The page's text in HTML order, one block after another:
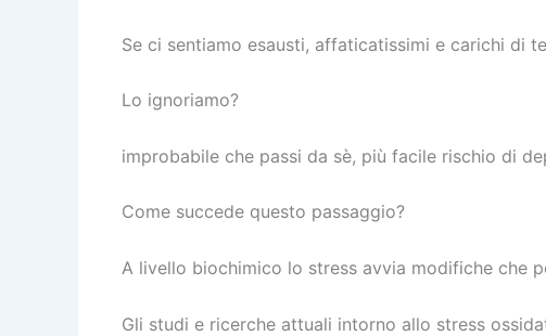
Se ci sentiamo esausti, affaticatissimi e carichi di
Lo ignoriamo?
improbabile che passi da sè, più facile rischio di
Come succede questo passaggio?
A livello biochimico lo stress avvia modifiche che
Gli studi e ricerche attuali intorno allo stress